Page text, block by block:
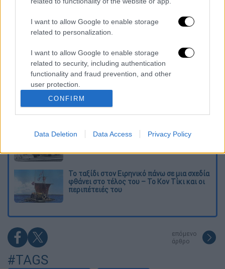
I want to allow Google to enable storage
related to personalization.
I want to allow Google to enable storage
related to security, including authentication
functionality and fraud prevention, and other
user protection.
CONFIRM
Data Deletion Data Access Privacy Policy
Διαβάστε ακόμη
«Στέρεψε» η αγορά από πινακίδες
κυκλοφορίας: Χιλιάδες αυτοκίνητα
παραμένουν αταξινόμητα - Λύση αναζητά
το υπουργείο
Στη φυλακή ο δήμαρχος Στυλίδας και άλλα
δύο άτομα για τη φωτιά στη Βοιωτία
Επιστροφή στο μέλλον; Τα υπερηχητικά
αεροπλάνα ετοιμάζονται να ξαναπετάξουν -
Το ταξίδι στον Ειρηνικό πάνω σε μια σχεδία
φθάνει στο τέλος του – Το Κον Τίκι και οι
περιπέτειές του
επόμενο
άρθρο
#TAGS